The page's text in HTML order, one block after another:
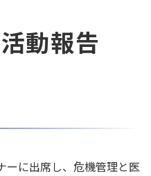
動報告
ーに出席し、危機管理と医